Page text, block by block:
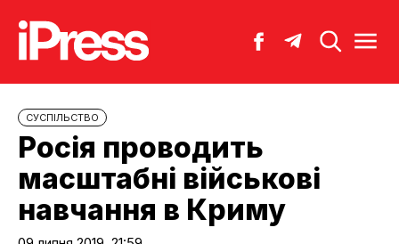
CУСПІЛЬСТВО
Росія проводить
масштабні військові
навчання в Криму